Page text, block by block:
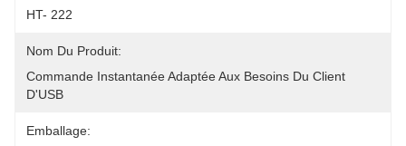
HT- 222
Nom Du Produit:
Commande Instantanée Adaptée Aux Besoins Du Client
D'USB
Emballage: